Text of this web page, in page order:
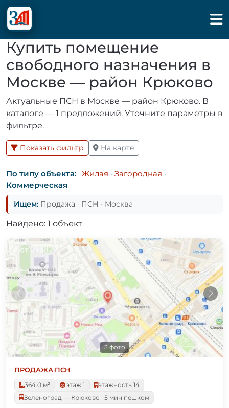
Купить помещение
свободного назначения в
Москве — район Крюково
Актуальные ПСН в Москве — район Крюково. В
каталоге — 1 предложений. Уточните параметры в
фильтре.
Показать фильтр На карте
По типу объекта: Жилая · Загородная ·
Коммерческая
Ищем: Продажа · ПСН · Москва
Найдено: 1 объект
3 фото
ПРОДАЖА·ПСН
364.0 м²
этаж 1
этажность 14
Зеленоград — Крюково · 5 мин пешком